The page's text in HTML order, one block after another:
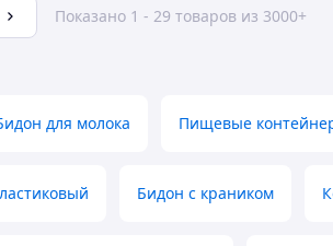
Показано 1 - 29 товаров из 3000+
для молока Пищевые
Бидон с краником